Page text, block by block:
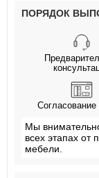
ПОРЯДОК
Согласование
Мы
всех этапах от
мебели.